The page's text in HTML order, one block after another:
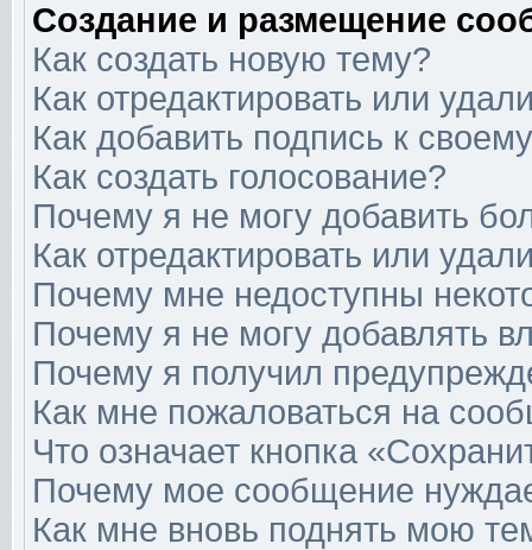
Создание и размещение
Как создать новую тему?
Как отредактировать или
Как добавить подпись к
Как создать голосование?
Почему я не могу добавить
Как отредактировать или
Почему мне недоступны
Почему я не могу добавлять
Почему я получил
Как мне пожаловаться на
Что означает кнопка
Почему мое сообщение
Как мне вновь поднять мою